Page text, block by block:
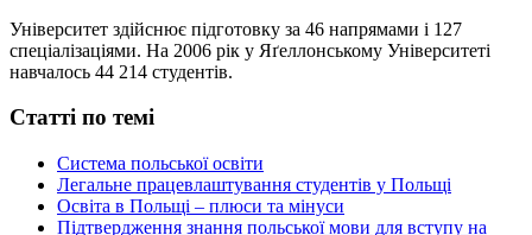
Університет здійснює підготовку за 46 напрямами і 127
спеціалізаціями. На 2006 рік у Яґеллонському Університеті
навчалось 44 214 студентів.
Статті по темі
Система польської освіти
Легальне працевлаштування студентів у Польщі
Освіта в Польщі – плюси та мінуси
Підтвердження знання польської мови для вступу на